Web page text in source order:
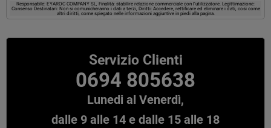
Responsabile: EYAROC COMPANY SL, Finalità: stabilire relazione commerciale con l’utilizzatore. Legittimazione:
Consenso Destinatari: Non si comunicheranno i dati a terzi, Diritti: Accedere, rettificare ed eliminare i dati, così come
altri diritti, come spiegato nelle informazioni aggiuntive in piedi alla pagina.
Servizio Clienti
0694 805638
Lunedi al Venerdì,
dalle 9 alle 14 e dalle 15 alle 18